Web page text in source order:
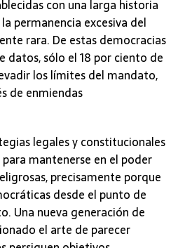
con una larga historia
permanencia excesiva del
rara. De estas democracias
datos, sólo el 18 por ciento de
los límites del mandato,
de enmiendas
legales y constitucionales
mantenerse en el poder
precisamente porque
desde el punto de
Una nueva generación de
el arte de parecer